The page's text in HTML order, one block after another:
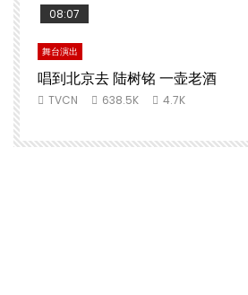
08:07
舞台演出
唱到北京去 陆树铭 一壶老酒
TVCN 638.5K 4.7K